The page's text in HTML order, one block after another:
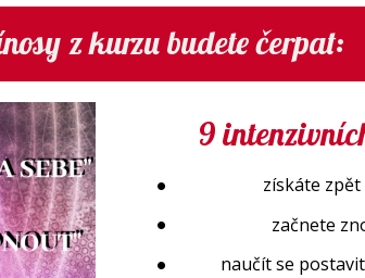
z kurzu budete čerpat:
9
získáte
začnete
naučít se